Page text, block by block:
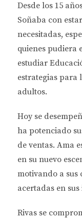
Realizar una
atención a varios
una lista con los
considerar:
techos y
luces y
Fontanería:
grifos y
Sistemas
Verifica su
Seguridad:
humo
Desde los 15
Soñaba con
necesitadas,
quienes pudiera
estudiar
estrategias para
adultos.
Hoy se
ha potenciado
de ventas. Ama
en su nuevo
motivando a sus
acertadas en
Rivas se